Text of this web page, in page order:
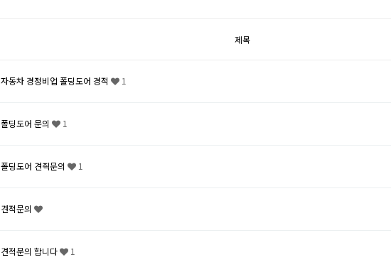
제목
자동차 경정비업 폴딩도어 경적 1
폴딩도어 문의 1
폴딩도어 견즥문의 1
견적문의
견적문의 합니다 1